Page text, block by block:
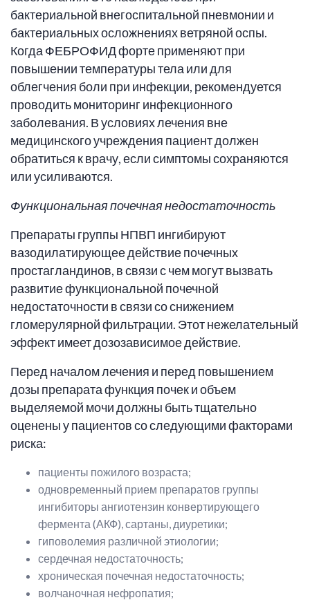
бактериальной внегоспитальной пневмонии и
бактериальных осложнениях ветряной оспы.
Когда ФЕБРОФИД форте применяют при
повышении температуры тела или для
облегчения боли при инфекции, рекомендуется
проводить мониторинг инфекционного
заболевания. В условиях лечения вне
медицинского учреждения пациент должен
обратиться к врачу, если симптомы сохраняются
или усиливаются.
Функциональная почечная недостаточность
Препараты группы НПВП ингибируют
вазодилатирующее действие почечных
простагландинов, в связи с чем могут вызвать
развитие функциональной почечной
недостаточности в связи со снижением
гломерулярной фильтрации. Этот нежелательный
эффект имеет дозозависимое действие.
Перед началом лечения и перед повышением
дозы препарата функция почек и объем
выделяемой мочи должны быть тщательно
оценены у пациентов со следующими факторами
риска:
пациенты пожилого возраста;
одновременный прием препаратов группы
ингибиторы ангиотензин конвертирующего
фермента (АКФ), сартаны, диуретики;
гиповолемия различной этиологии;
сердечная недостаточность;
хроническая почечная недостаточность;
волчаночная нефропатия;